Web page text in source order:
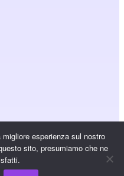
esperienza sul nostro
sito, presumiamo che ne